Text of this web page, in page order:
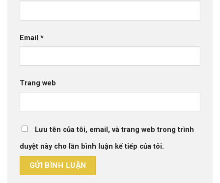
Email *
Trang web
Lưu tên của tôi, email, và trang web trong trình
duyệt này cho lần bình luận kế tiếp của tôi.